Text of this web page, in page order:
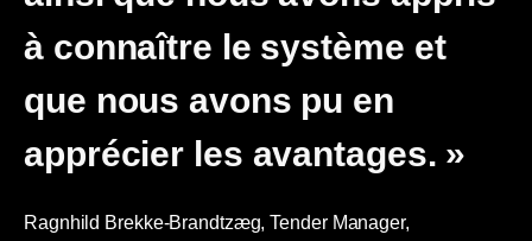
à connaître le système et
que nous avons pu en
apprécier les avantages. »
Ragnhild Brekke-Brandtzæg,Tender Manager,